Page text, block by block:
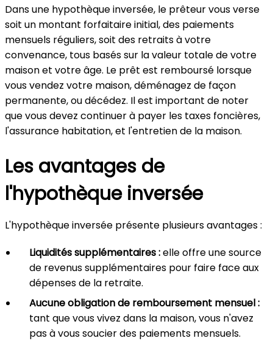
Dans une hypothèque inversée, le prêteur vous verse
soit un montant forfaitaire initial, des paiements
mensuels réguliers, soit des retraits à votre
convenance, tous basés sur la valeur totale de votre
maison et votre âge. Le prêt est remboursé lorsque
vous vendez votre maison, déménagez de façon
permanente, ou décédez. Il est important de noter
que vous devez continuer à payer les taxes foncières,
l'assurance habitation, et l'entretien de la maison.
Les avantages de
l'hypothèque inversée
L'hypothèque inversée présente plusieurs avantages :
Liquidités supplémentaires :elle offre une source
de revenus supplémentaires pour faire face aux
dépenses de la retraite.
Aucune obligation de remboursement mensuel :
tant que vous vivez dans la maison, vous n'avez
pas à vous soucier des paiements mensuels.